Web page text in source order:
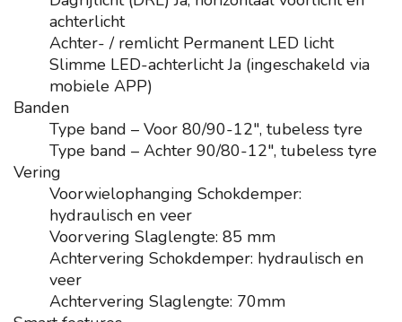
achterlicht
Achter- / remlicht Permanent LED licht
Slimme LED-achterlicht Ja (ingeschakeld via
mobiele APP)
Banden
Type band – Voor 80/90-12″, tubeless tyre
Type band – Achter 90/80-12″, tubeless tyre
Vering
Voorwielophanging Schokdemper:
hydraulisch en veer
Voorvering Slaglengte: 85 mm
Achtervering Schokdemper: hydraulisch en
veer
Achtervering Slaglengte: 70mm